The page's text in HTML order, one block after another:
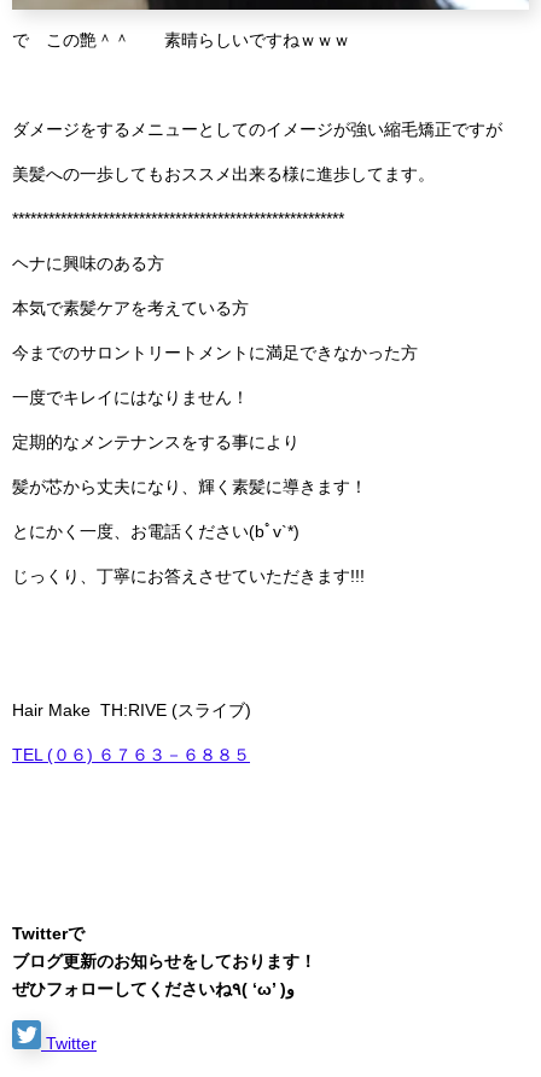
で この艶＾＾ 素晴らしいですねｗｗｗ
ダメージをするメニューとしてのイメージが強い縮毛矯正ですが
美髪への一歩してもおススメ出来る様に進歩してます。
*******************************************************
ヘナに興味のある方
本気で素髪ケアを考えている方
今までのサロントリートメントに満足できなかった方
一度でキレイにはなりません！
定期的なメンテナンスをする事により
髪が芯から丈夫になり、輝く素髪に導きます！
とにかく一度、お電話ください(bﾟv`*)
じっくり、丁寧にお答えさせていただきます!!!
Hair Make TH:RIVE (スライブ)
TEL (０６) ６７６３－６８８５
Twitterで
ブログ更新のお知らせをしております！
ぜひフォローしてくださいね٩( ‘ω’ )و
Twitter